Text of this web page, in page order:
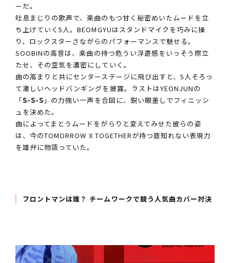
ーだ。
吐息まじりの歌声で、楽曲のもつ甘く秘密めいたムードを立
ち上げていく5人。BEOMGYUはスタンドマイクを巧みに操
り、ロックスターさながらのパフォーマンスで魅せる。
SOOBINの高音は、楽曲の持つ危うい浮遊感をいっそう際立
たせ、その空気を濃密にしていく。
曲の高まりと共にセンターステージに飛び出すと、5人そろっ
て激しいヘッドバンギングを披露。ラストはYEONJUNの
「S-S-S 」の力強い一声を合図に、鋭い眼差しでフィニッシ
ュを決めた。
曲によってまとうムードをがらりと変えてみせた彼らの姿
は、今のTOMORROW X TOGETHERが持つ底知れない表現力
を雄弁に物語っていた。
フロントマンは誰？ チームワークで競う人気曲カバー対決